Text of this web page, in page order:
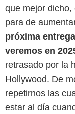
que mejor
para de
próxima
veremos en
retrasado por la
Hollywood. De
repetirnos las
estar al día